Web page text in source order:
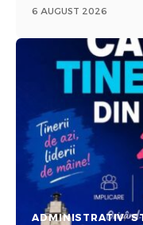
6 AUGUST 2026
ADMINISTRATIV